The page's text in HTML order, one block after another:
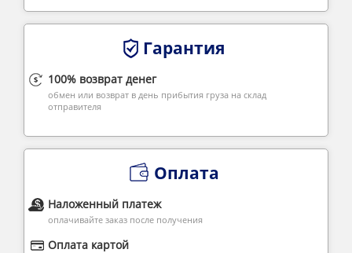
Гарантия
100% возврат денег
обмен или возврат в день прибытия груза на склад
отправителя
Оплата
Наложенный платеж
оплачивайте заказ после получения
Оплата картой